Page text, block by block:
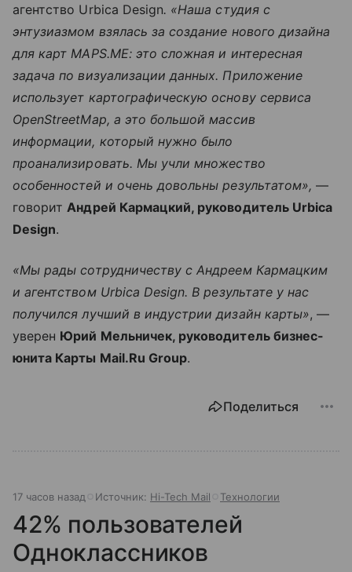
агентство Urbica Design. «Наша студия с
энтузиазмом взялась за создание нового дизайна
для карт MAPS.ME: это сложная и интересная
задача по визуализации данных. Приложение
использует картографическую основу сервиса
OpenStreetMap, а это большой массив
информации, который нужно было
проанализировать. Мы учли множество
особенностей и очень довольны результатом», —
говорит Андрей Кармацкий, руководитель Urbica
Design.
«Мы рады сотрудничеству с Андреем Кармацким
и агентством Urbica Design. В результате у нас
получился лучший в индустрии дизайн карты», —
уверен Юрий Мельничек, руководитель бизнес-
юнита Карты Mail.Ru Group.
Поделиться
17 часов назад Источник: Hi-Tech Mail Технологии
42% пользователей
Одноклассников